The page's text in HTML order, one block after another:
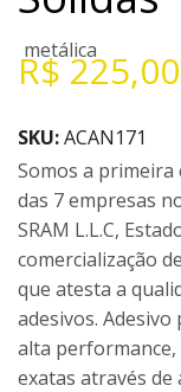
R$225,00
SKU:ACAN171
Somos a primeira
das 7 empresas
SRAM L.L.C,
comercialização
que atesta a
adesivos.
alta performance,
exatas através